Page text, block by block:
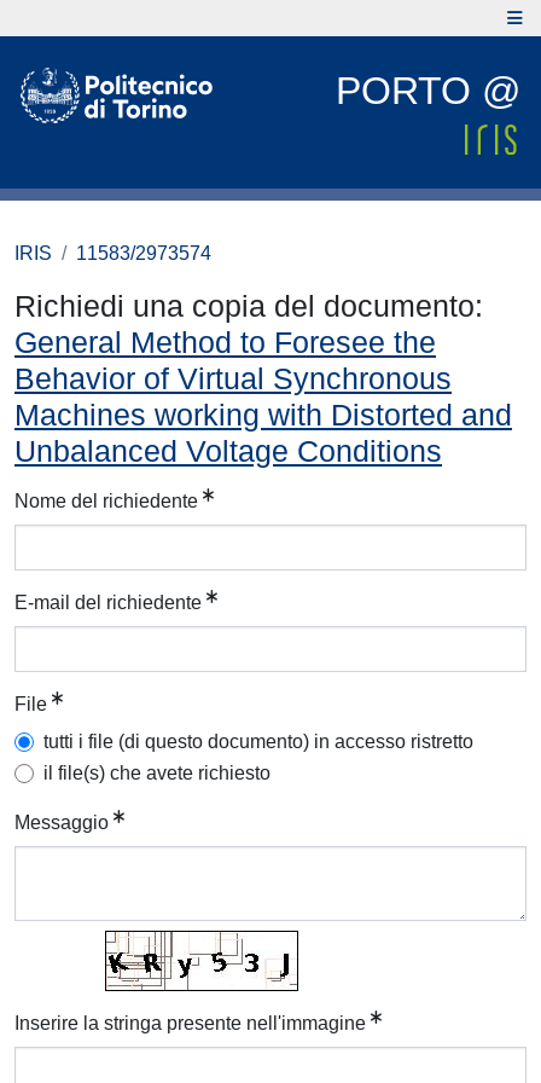
PORTO @
IRIS 11583/2973574
Richiedi una copia del documento:
General Method to Foresee the
Behavior of Virtual Synchronous
Machines working with Distorted and
Unbalanced Voltage Conditions
Nome del richiedente
E-mail del richiedente
File
tutti i file (di questo documento) in accesso ristretto
il file(s) che avete richiesto
Messaggio
Inserire la stringa presente nell'immagine